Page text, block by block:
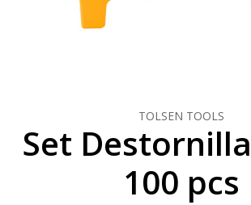
TOLSEN TOOLS
Set
100 pcs